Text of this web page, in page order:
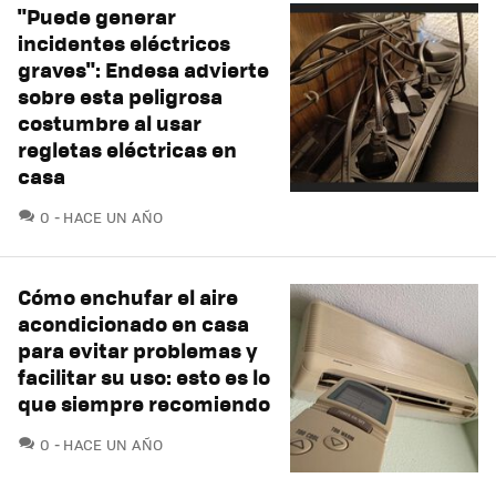
"Puede generar
incidentes eléctricos
graves": Endesa advierte
sobre esta peligrosa
costumbre al usar
regletas eléctricas en
casa
0 COMENTARIOS
HACE UN AÑO
Cómo enchufar el aire
acondicionado en casa
para evitar problemas y
facilitar su uso: esto es lo
que siempre recomiendo
0 COMENTARIOS
HACE UN AÑO